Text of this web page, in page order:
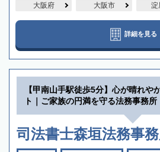
大阪府 大阪市 淀
詳細を見る
【甲南山手駅徒歩5分】心が晴れや
ト｜ご家族の円満を守る法務事務所
司法書士森垣法務事